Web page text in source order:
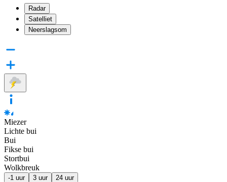
Radar
Satelliet
Neerslagsom
Miezer
Lichte bui
Bui
Fikse bui
Stortbui
Wolkbreuk
-1 uur 3 uur 24 uur